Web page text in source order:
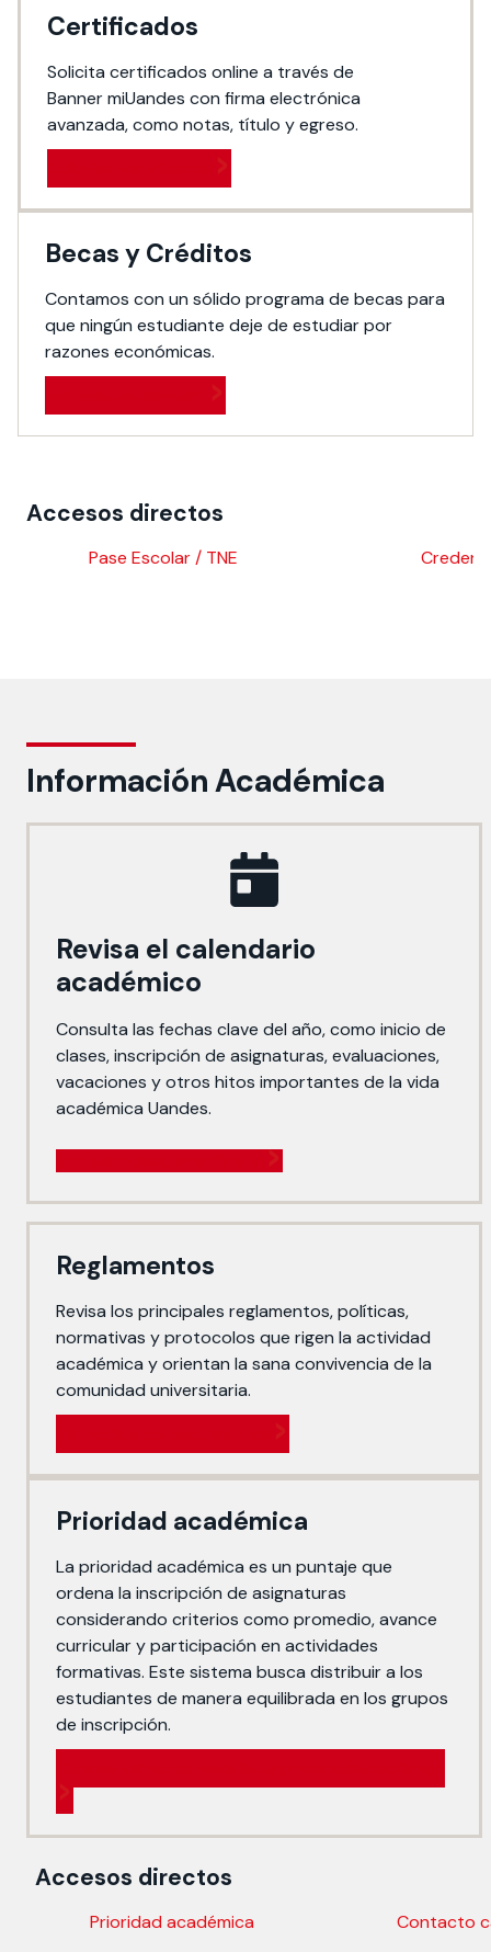
Certificados
Solicita certificados online a través de
Banner miUandes con firma electrónica
avanzada, como notas, título y egreso.
Becas y Créditos
Contamos con un sólido programa de becas para
que ningún estudiante deje de estudiar por
razones económicas.
Accesos directos
Pase Escolar / TNE
Información Académica
Revisa el calendario
académico
Consulta las fechas clave del año, como inicio de
clases, inscripción de asignaturas, evaluaciones,
vacaciones y otros hitos importantes de la vida
académica Uandes.
Reglamentos
Revisa los principales reglamentos, políticas,
normativas y protocolos que rigen la actividad
académica y orientan la sana convivencia de la
comunidad universitaria.
Prioridad académica
La prioridad académica es un puntaje que
ordena la inscripción de asignaturas
considerando criterios como promedio, avance
curricular y participación en actividades
formativas. Este sistema busca distribuir a los
estudiantes de manera equilibrada en los grupos
de inscripción.
Accesos directos
Prioridad académica Contacto